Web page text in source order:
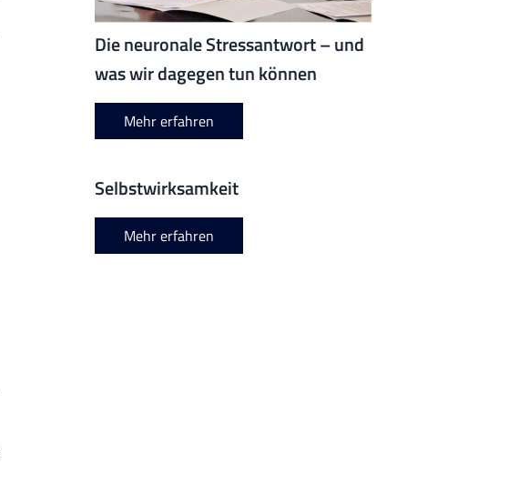
Die neuronale Stressantwort – und
was wir dagegen tun können
Mehr erfahren
Selbstwirksamkeit
Mehr erfahren